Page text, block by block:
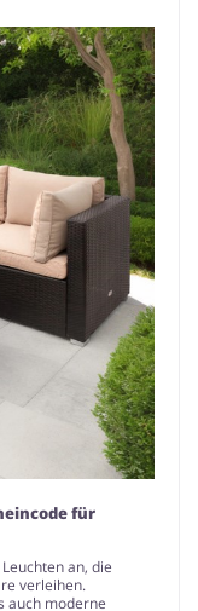
für
an, die
verleihen.
auch moderne